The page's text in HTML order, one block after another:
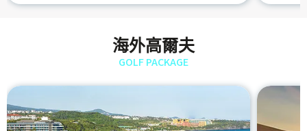
海外高爾夫
GOLF PACKAGE